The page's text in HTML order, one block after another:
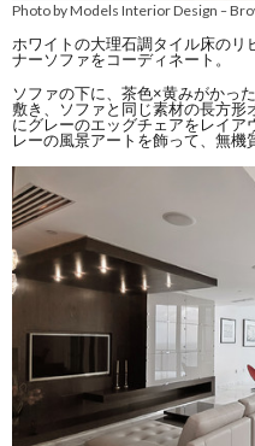
Photo by Models Interior Design –
ホワイトの大理石調タイル床の
ナーソファをコーディネート。
ソファの下に、茶色×黄みがかっ
敷き、ソファと同じ素材の長方
にグレーのエッグチェアをレイ
レーの風景アートを飾って、無機